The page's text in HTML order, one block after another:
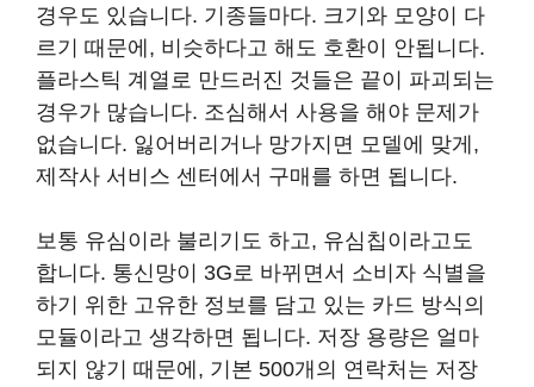
경우도 있습니다. 기종들마다. 크기와 모양이 다
르기 때문에, 비슷하다고 해도 호환이 안됩니다.
플라스틱 계열로 만드러진 것들은 끝이 파괴되는
경우가 많습니다. 조심해서 사용을 해야 문제가
없습니다. 잃어버리거나 망가지면 모델에 맞게,
제작사 서비스 센터에서 구매를 하면 됩니다.
보통 유심이라 불리기도 하고, 유심칩이라고도
합니다. 통신망이 3G로 바뀌면서 소비자 식별을
하기 위한 고유한 정보를 담고 있는 카드 방식의
모듈이라고 생각하면 됩니다. 저장 용량은 얼마
되지 않기 때문에, 기본 500개의 연락처는 저장